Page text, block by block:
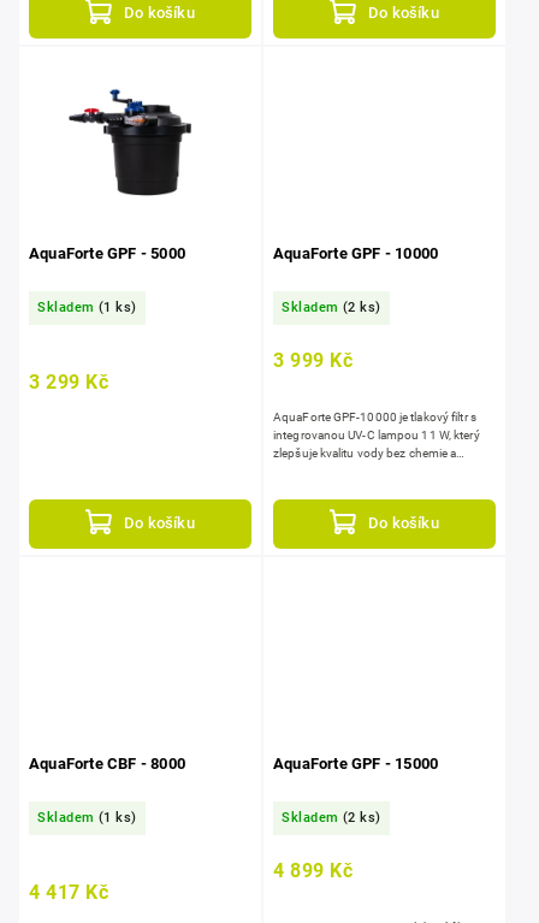
Do košíku Do košíku
AquaForte GPF - 5000
Skladem (1 ks)
3 299 Kč
Do košíku
AquaForte GPF - 10000
Skladem (2 ks)
3 999 Kč
Do košíku
AquaForte GPF‑10000 je tlakový filtr s
integrovanou UV‑C lampou 11 W, který
zlepšuje kvalitu vody bez chemie a
AquaForte CBF - 8000
Skladem (1 ks)
4 417 Kč
AquaForte GPF - 15000
Skladem (2 ks)
4 899 Kč